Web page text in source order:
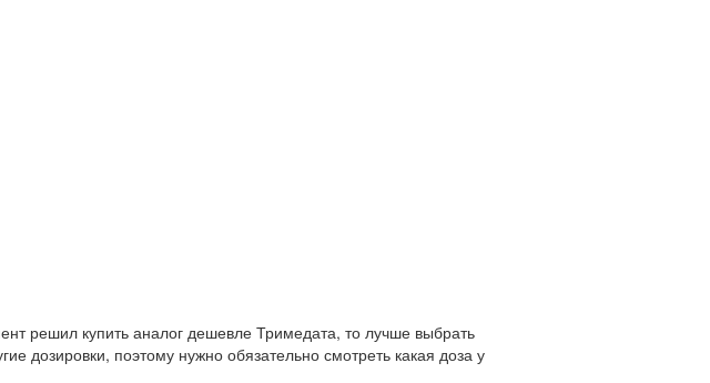
решил купить аналог дешевле Тримедата, то лучше выбрать
дозировки, поэтому нужно обязательно смотреть какая доза у